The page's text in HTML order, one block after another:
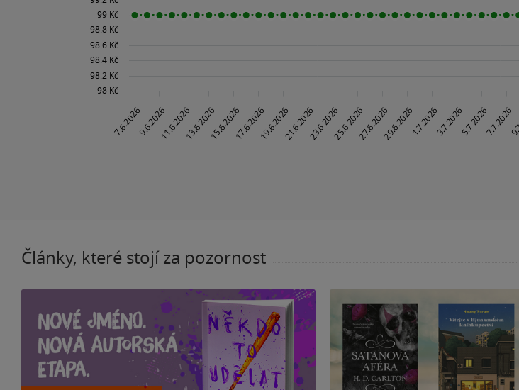
Články, které stojí za pozornost